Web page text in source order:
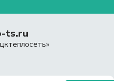
ts.ru